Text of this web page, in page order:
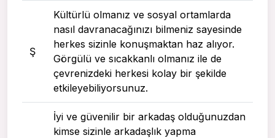
Ş
Kültürlü olmanız ve sosyal ortamlarda
nasıl davranacağınızı bilmeniz sayesinde
herkes sizinle konuşmaktan haz alıyor.
Görgülü ve sıcakkanlı olmanız ile de
çevrenizdeki herkesi kolay bir şekilde
etkileyebiliyorsunuz.
İyi ve güvenilir bir arkadaş olduğunuzdan
kimse sizinle arkadaşlık yapma